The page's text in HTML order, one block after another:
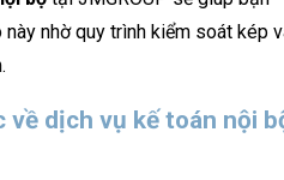
này nhờ quy trình kiểm soát kép
về dịch vụ kế toán nội